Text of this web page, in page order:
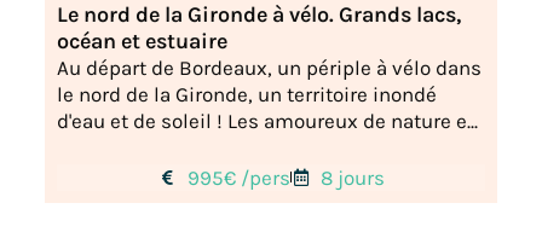
Le nord de la Gironde à vélo. Grands lacs,
océan et estuaire
Au départ de Bordeaux, un périple à vélo dans
le nord de la Gironde, un territoire inondé
d'eau et de soleil ! Les amoureux de nature e...
995€ /pers 8 jours